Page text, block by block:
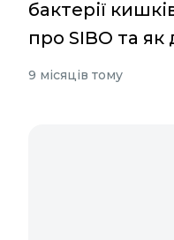
бактерії
про SIBO та
9 місяців тому